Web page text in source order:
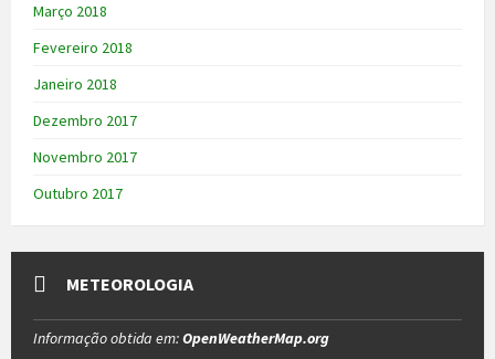
Março 2018
Fevereiro 2018
Janeiro 2018
Dezembro 2017
Novembro 2017
Outubro 2017
METEOROLOGIA
Informação obtida em:OpenWeatherMap.org